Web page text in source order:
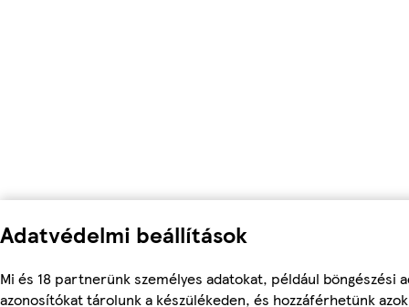
Adatvédelmi beállítások
Mi és 18 partnerünk személyes adatokat, például böngészési
azonosítókat tárolunk a készülékeden, és hozzáférhetünk